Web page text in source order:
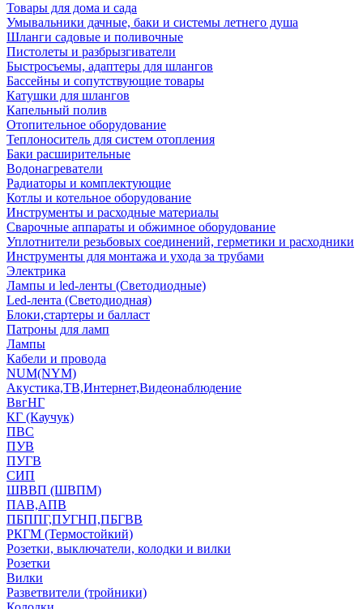
Товары для дома и сада
Умывальники дачные, баки и системы летнего душа
Шланги садовые и поливочные
Пистолеты и разбрызгиватели
Быстросъемы, адаптеры для шлангов
Бассейны и сопутствующие товары
Катушки для шлангов
Капельный полив
Отопительное оборудование
Теплоноситель для систем отопления
Баки расширительные
Водонагреватели
Радиаторы и комплектующие
Котлы и котельное оборудование
Инструменты и расходные материалы
Сварочные аппараты и обжимное оборудование
Уплотнители резьбовых соединений, герметики и расходники
Инструменты для монтажа и ухода за трубами
Электрика
Лампы и led-ленты (Светодиодные)
Led-лента (Светодиодная)
Блоки,стартеры и балласт
Патроны для ламп
Лампы
Кабели и провода
NUM(NYM)
Акустика,ТВ,Интернет,Видеонаблюдение
ВвгНГ
КГ (Каучук)
ПВС
ПУВ
ПУГВ
СИП
ШВВП (ШВПМ)
ПАВ,АПВ
ПБППГ,ПУГНП,ПБГВВ
РКГМ (Термостойкий)
Розетки, выключатели, колодки и вилки
Розетки
Вилки
Разветвители (тройники)